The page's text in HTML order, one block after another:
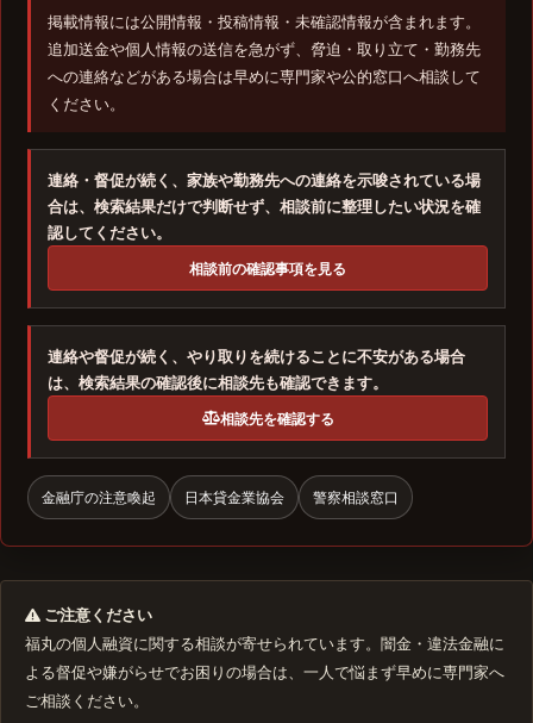
掲載情報には公開情報・投稿情報・未確認情報が含まれます。
追加送金や個人情報の送信を急がず、脅迫・取り立て・勤務先
への連絡などがある場合は早めに専門家や公的窓口へ相談して
ください。
連絡・督促が続く、家族や勤務先への連絡を示唆されている場
合は、検索結果だけで判断せず、相談前に整理したい状況を確
認してください。
相談前の確認事項を見る
連絡や督促が続く、やり取りを続けることに不安がある場合
は、検索結果の確認後に相談先も確認できます。
相談先を確認する
金融庁の注意喚起 日本貸金業協会 警察相談窓口
ご注意ください
福丸の個人融資に関する相談が寄せられています。闇金・違法金融に
よる督促や嫌がらせでお困りの場合は、一人で悩まず早めに専門家へ
ご相談ください。